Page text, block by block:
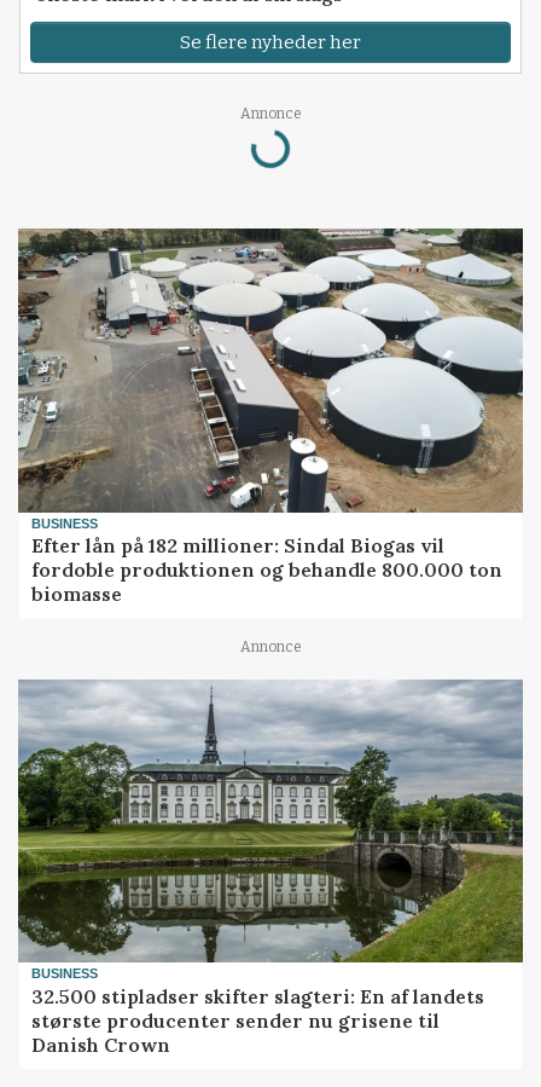
Se flere nyheder her
Annonce
Loading...
BUSINESS
Efter lån på 182 millioner: Sindal Biogas vil
fordoble produktionen og behandle 800.000 ton
biomasse
Annonce
BUSINESS
32.500 stipladser skifter slagteri: En af landets
største producenter sender nu grisene til
Danish Crown